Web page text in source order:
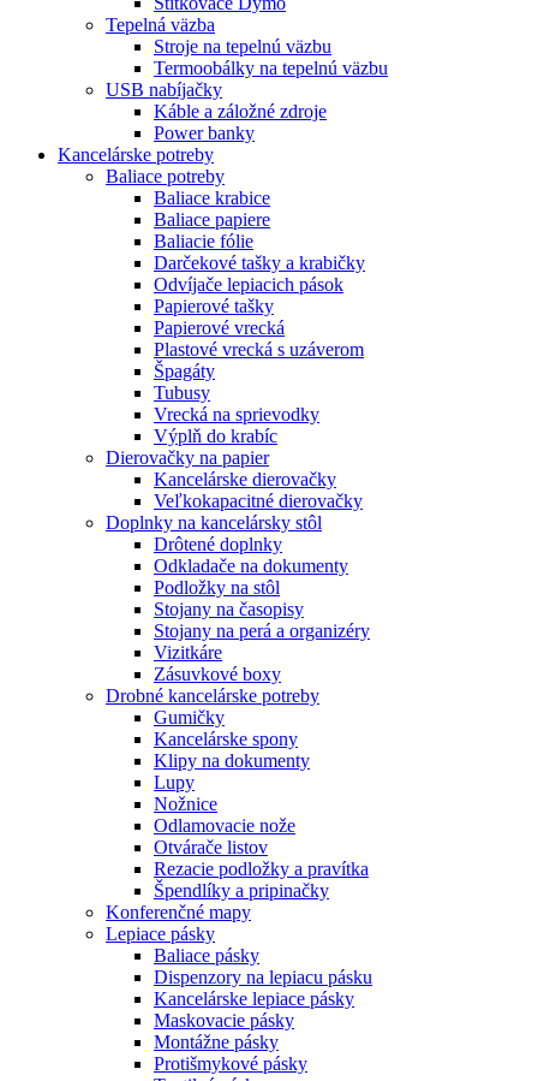
Tepelná väzba
Stroje na tepelnú väzbu
Termoobálky na tepelnú väzbu
USB nabíjačky
Káble a záložné zdroje
Power banky
Kancelárske potreby
Baliace potreby
Baliace krabice
Baliace papiere
Baliacie fólie
Darčekové tašky a krabičky
Odvíjače lepiacich pások
Papierové tašky
Papierové vrecká
Plastové vrecká s uzáverom
Špagáty
Tubusy
Vrecká na sprievodky
Výplň do krabíc
Dierovačky na papier
Kancelárske dierovačky
Veľkokapacitné dierovačky
Doplnky na kancelársky stôl
Drôtené doplnky
Odkladače na dokumenty
Podložky na stôl
Stojany na časopisy
Stojany na perá a organizéry
Vizitkáre
Zásuvkové boxy
Drobné kancelárske potreby
Gumičky
Kancelárske spony
Klipy na dokumenty
Lupy
Nožnice
Odlamovacie nože
Otvárače listov
Rezacie podložky a pravítka
Špendlíky a pripinačky
Konferenčné mapy
Lepiace pásky
Baliace pásky
Dispenzory na lepiacu pásku
Kancelárske lepiace pásky
Maskovacie pásky
Montážne pásky
Protišmykové pásky